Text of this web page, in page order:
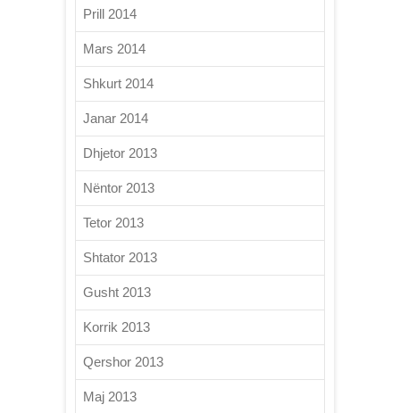
Prill 2014
Mars 2014
Shkurt 2014
Janar 2014
Dhjetor 2013
Nëntor 2013
Tetor 2013
Shtator 2013
Gusht 2013
Korrik 2013
Qershor 2013
Maj 2013